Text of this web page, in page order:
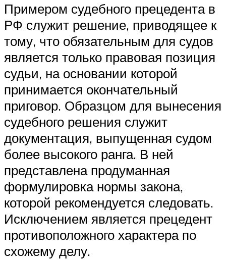
Примером судебного прецедента в
РФ служит решение, приводящее к
тому, что обязательным для судов
является только правовая позиция
судьи, на основании которой
принимается окончательный
приговор. Образцом для вынесения
судебного решения служит
документация, выпущенная судом
более высокого ранга. В ней
представлена продуманная
формулировка нормы закона,
которой рекомендуется следовать.
Исключением является прецедент
противоположного характера по
схожему делу.